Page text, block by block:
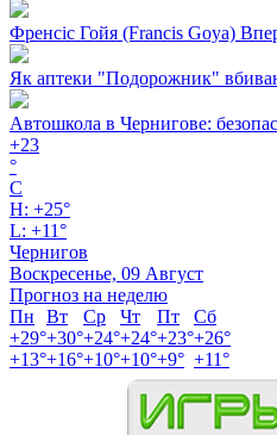
Френсіс Гойя (Francis Goya)
Як аптеки "Подорожник"
Автошкола в Чернигове:
+23
°
C
H: +25°
L: +11°
Чернигов
Воскресенье, 09 Август
Прогноз на неделю
Пн
Вт Ср Чт Пт
Сб
+29°+30°+24°+24°+23°+26°
+13°+16°+10°+10°+9° +11°